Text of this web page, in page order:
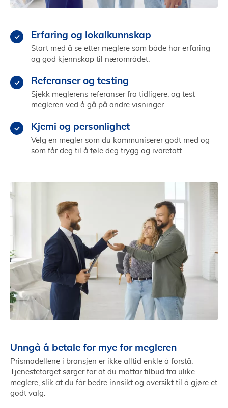
Erfaring og lokalkunnskap
Start med å se etter meglere som både har erfaring
og god kjennskap til nærområdet.
Referanser og testing
Sjekk meglerens referanser fra tidligere, og test
megleren ved å gå på andre visninger.
Kjemi og personlighet
Velg en megler som du kommuniserer godt med og
som får deg til å føle deg trygg og ivaretatt.
Unngå å betale for mye for megleren
Prismodellene i bransjen er ikke alltid enkle å forstå.
Tjenestetorget sørger for at du mottar tilbud fra ulike
meglere, slik at du får bedre innsikt og oversikt til å gjøre et
godt valg.